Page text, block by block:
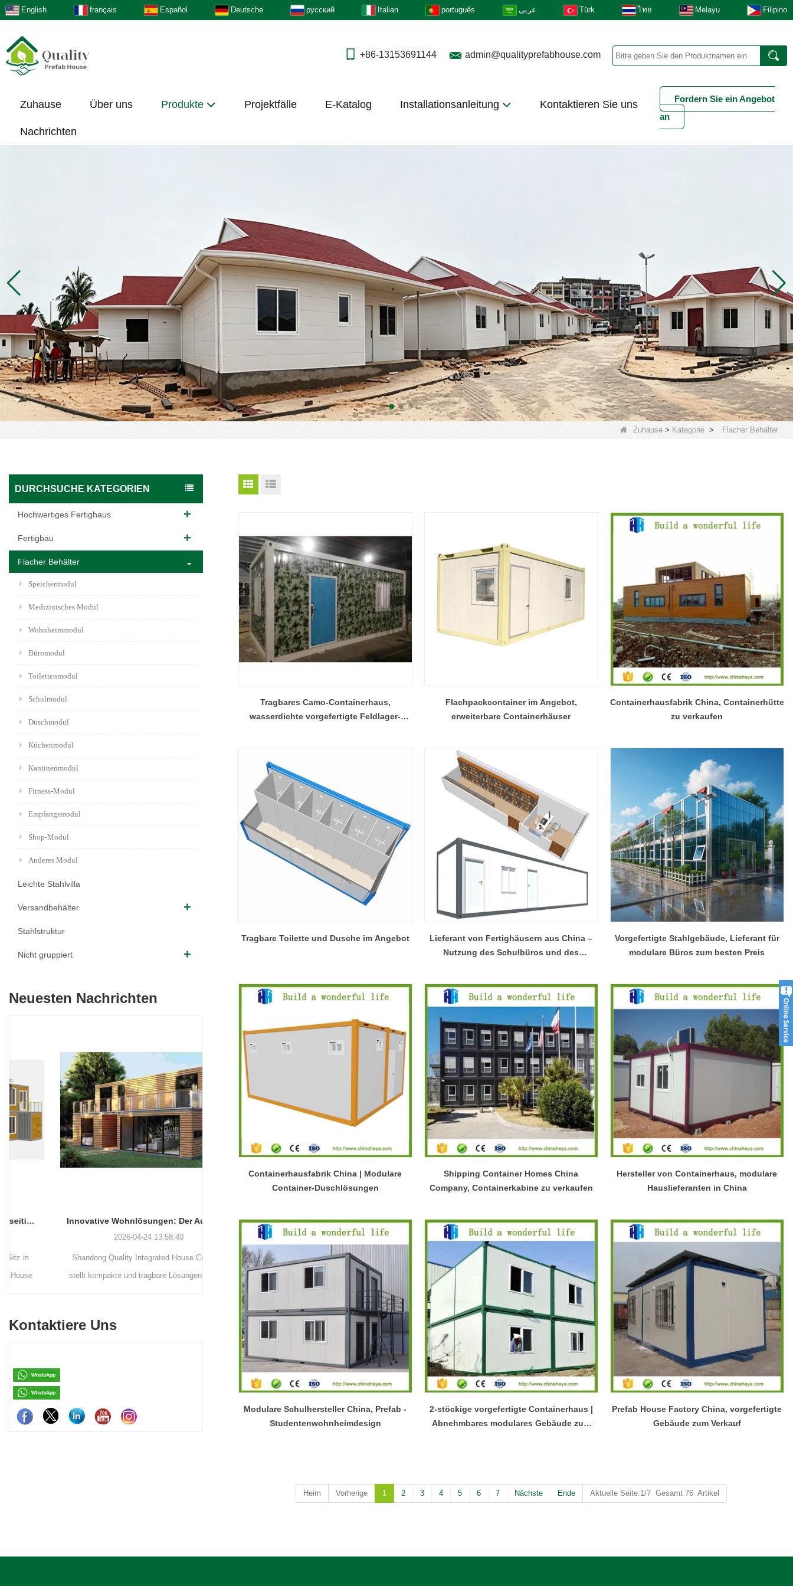
English français Español Deutsche русский Italian português عربى Türk ไทย Melayu Filipino
+86-13153691144 admin@qualityprefabhouse.com
Zuhause Über uns Produkte Projektfälle E-Katalog Installationsanleitung Kontaktieren Sie uns
Nachrichten
Fordern Sie ein Angebot
an
Zuhause > Kategorie > Flacher Behälter
DURCHSUCHE KATEGORIEN
Hochwertiges Fertighaus
Fertigbau
Flacher Behälter
Speichermodul
Medizinisches Modul
Wohnheimmodul
Büromodul
Toilettenmodul
Schulmodul
Duschmodul
Küchenmodul
Kantinenmodul
Fitness-Modul
Empfangsmodul
Shop-Modul
Anderes Modul
Leichte Stahlvilla
Versandbehälter
Stahlstruktur
Nicht gruppiert
Neuesten Nachrichten
Innovative Wohnlösungen: Der Aufstieg modularer und tragbarer Wohnräume
2026-04-24 13:58:40
Shandong Quality Integrated House Co., Ltd.
stellt kompakte und tragbare Lösungen wie die
für den einfachen Transport und die Montage
Flexible Baulösungen passen sich den unterschiedlichen Projektanforderungen an
2026-04-23 09:09:53
Shandong Quality Integrated House Co., Ltd.
liefert drei praktische Gebäudesysteme auf
Stahlbasis – modulares Containerhaus,
vorgefertigtes Stahlkonstruktionsgebäude und
leichtes Stahlrahmenhaus –, die jeweils für eine
effiziente Produktion, einfache Montage und
anpassungsfähige Wiederverwendung in Wohn-,
Gewerbe- und Notfallprojekten konzipiert sind.
Moderne Wohnlösungen passen sich den sich verändernden räumlichen Bedürfnissen an
2026-04-21 14:08:26
Die Fertig- und Flatpack-Containerhäuser von
Shandong Quality Integrated House Co.,Ltd.
sind einfach zu versenden und zu montieren,
während sich das erweiterbare Containerhaus in
wenigen Minuten auf das Doppelte seiner
Fläche auffalten lässt.
Moderne vorgefertigte Tiny Houses gewinnen als praktische Wohnlösung an Bedeutung
2026-04-20 13:48:40
Shandong Quality Integrated House Co., Ltd.
Bietet jetzt ein vorgefertigtes Tiny House
Modern zum Verkauf an, das sich durch ein
klares, modernes Design und einen langlebigen
Stahlrahmen auszeichnet und als praktische
vorgefertigte Stahllösung für den privaten oder
gewerblichen Gebrauch dient.
Kontaktiere Uns
Tragbares Camo-Containerhaus,
wasserdichte vorgefertigte Feldlager-
Flachpackcontainer im Angebot,
erweiterbare Containerhäuser
Containerhausfabrik China, Containerhütte
zu verkaufen
Tragbare Toilette und Dusche im Angebot
Lieferant von Fertighäusern aus China –
Nutzung des Schulbüros und des
Vorgefertigte Stahlgebäude, Lieferant für
modulare Büros zum besten Preis
Containerhausfabrik China | Modulare
Container-Duschlösungen
Shipping Container Homes China
Company, Containerkabine zu verkaufen
Hersteller von Containerhaus, modulare
Hauslieferanten in China
Modulare Schulhersteller China, Prefab -
Studentenwohnheimdesign
2-stöckige vorgefertigte Containerhaus |
Abnehmbares modulares Gebäude zum
Prefab House Factory China, vorgefertigte
Gebäude zum Verkauf
Heim Vorherige 1 2 3 4 5 6 7 Nächste Ende Aktuelle Seite:1/7 Gesamt 76 Artikel